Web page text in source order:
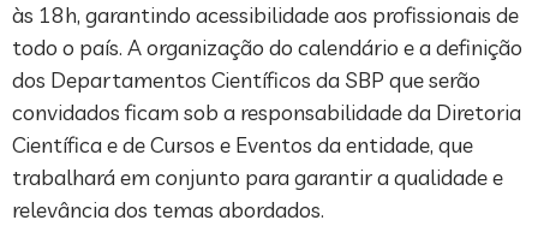
às 18h, garantindo acessibilidade aos profissionais de
todo o país. A organização do calendário e a definição
dos Departamentos Científicos da SBP que serão
convidados ficam sob a responsabilidade da Diretoria
Científica e de Cursos e Eventos da entidade, que
trabalhará em conjunto para garantir a qualidade e
relevância dos temas abordados.